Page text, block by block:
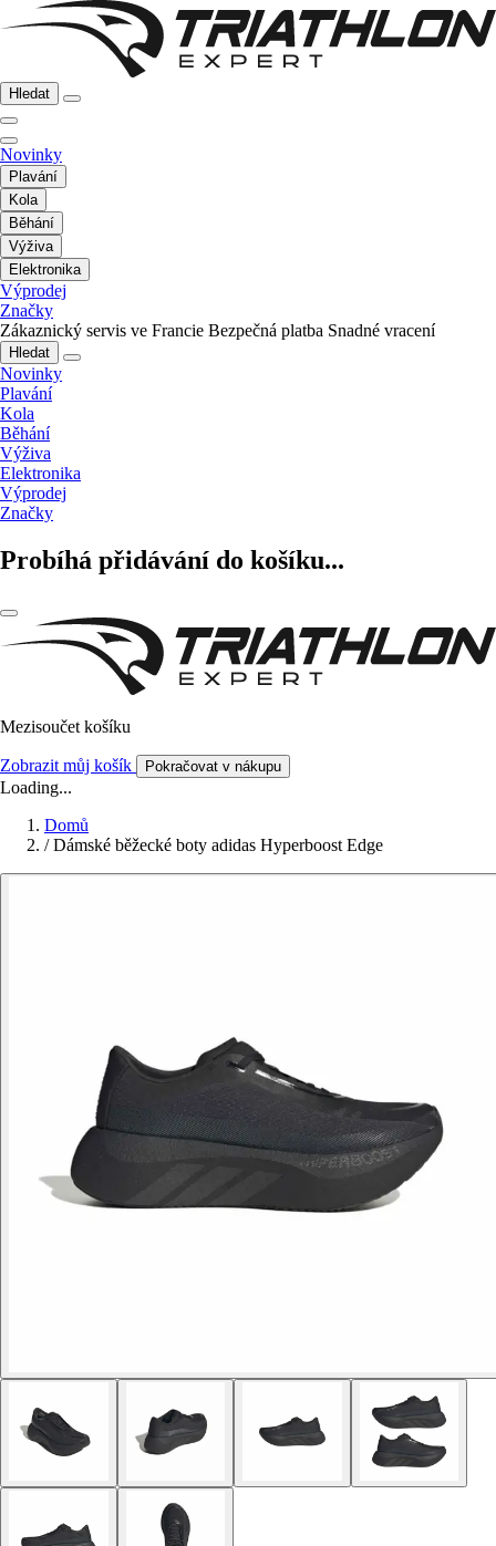
Hledat
Novinky
Plavání
Kola
Běhání
Výživa
Elektronika
Výprodej
Značky
Zákaznický servis ve Francie Bezpečná platba Snadné vracení
Hledat
Novinky
Plavání
Kola
Běhání
Výživa
Elektronika
Výprodej
Značky
Probíhá přidávání do košíku...
Mezisoučet košíku
Zobrazit můj košík Pokračovat v nákupu
Loading...
Domů
/ Dámské běžecké boty adidas Hyperboost Edge